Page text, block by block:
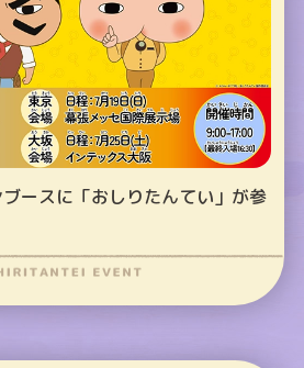
ースに「おしりたんてい」が参